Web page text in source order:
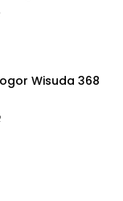
Wisuda 368